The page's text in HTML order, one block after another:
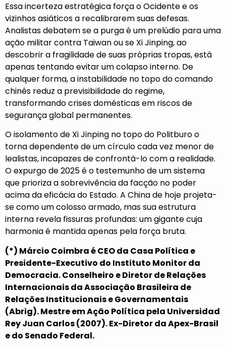
Essa incerteza estratégica força o Ocidente e os
vizinhos asiáticos a recalibrarem suas defesas.
Analistas debatem se a purga é um prelúdio para uma
ação militar contra Taiwan ou se Xi Jinping, ao
descobrir a fragilidade de suas próprias tropas, está
apenas tentando evitar um colapso interno. De
qualquer forma, a instabilidade no topo do comando
chinês reduz a previsibilidade do regime,
transformando crises domésticas em riscos de
segurança global permanentes.
O isolamento de Xi Jinping no topo do Politburo o
torna dependente de um círculo cada vez menor de
lealistas, incapazes de confrontá-lo com a realidade.
O expurgo de 2025 é o testemunho de um sistema
que prioriza a sobrevivência da facção no poder
acima da eficácia do Estado. A China de hoje projeta-
se como um colosso armado, mas sua estrutura
interna revela fissuras profundas: um gigante cuja
harmonia é mantida apenas pela força bruta.
(*) Márcio Coimbra é CEO da Casa Política e
Presidente-Executivo do Instituto Monitor da
Democracia. Conselheiro e Diretor de Relações
Internacionais da Associação Brasileira de
Relações Institucionais e Governamentais
(Abrig). Mestre em Ação Política pela Universidad
Rey Juan Carlos (2007). Ex-Diretor da Apex-Brasil
e do Senado Federal.